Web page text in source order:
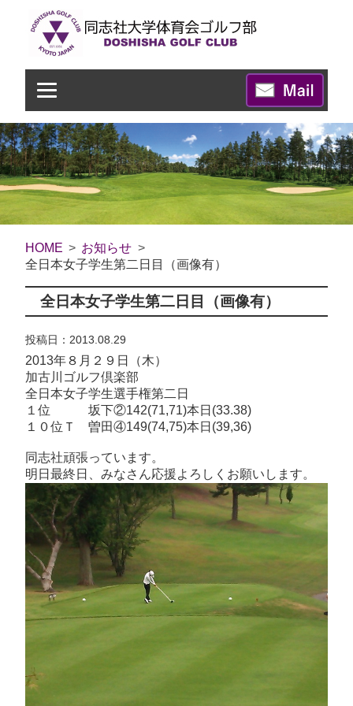
HOME
お知らせ
全日本女子学生第二日目（画像有）
全日本女子学生第二日目（画像有）
投稿日：2013.08.29
2013年８月２９日（木）
加古川ゴルフ倶楽部
全日本女子学生選手権第二日
１位 坂下②142(71,71)本日(33.38)
１０位Ｔ 曽田④149(74,75)本日(39,36)
同志社頑張っています。
明日最終日、みなさん応援よろしくお願いします。